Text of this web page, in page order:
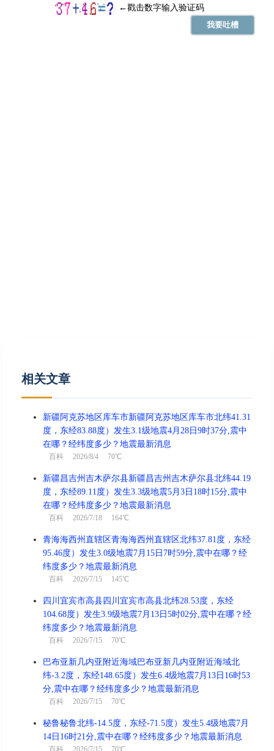
相关文章
新疆阿克苏地区库车市新疆阿克苏地区库车市北纬41.31
度，东经83.88度）发生3.1级地震4月28日9时37分,震中
在哪？经纬度多少？地震最新消息
百科 2026/8/4 70℃
新疆昌吉州吉木萨尔县新疆昌吉州吉木萨尔县北纬44.19
度，东经89.11度）发生3.3级地震5月3日18时15分,震中
在哪？经纬度多少？地震最新消息
百科 2026/7/18 164℃
青海海西州直辖区青海海西州直辖区北纬37.81度，东经
95.46度）发生3.0级地震7月15日7时59分,震中在哪？经
纬度多少？地震最新消息
百科 2026/7/15 145℃
四川宜宾市高县四川宜宾市高县北纬28.53度，东经
104.68度）发生3.9级地震7月13日5时02分,震中在哪？经
纬度多少？地震最新消息
百科 2026/7/15 70℃
巴布亚新几内亚附近海域巴布亚新几内亚附近海域北
纬-3.2度，东经148.65度）发生6.4级地震7月13日16时53
分,震中在哪？经纬度多少？地震最新消息
百科 2026/7/15 70℃
秘鲁秘鲁北纬-14.5度，东经-71.5度）发生5.4级地震7月
14日16时21分,震中在哪？经纬度多少？地震最新消息
百科 2026/7/15 70℃